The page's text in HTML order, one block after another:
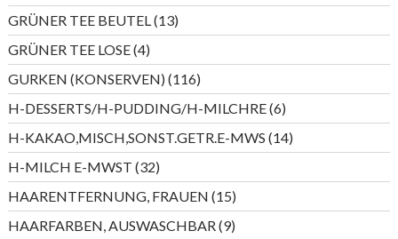
Produkte
GRÜNER TEE BEUTEL 1313
Produkte
GRÜNER TEE LOSE 44
Produkte
GURKEN (KONSERVEN) 116116
Produkte
H-DESSERTS/H-PUDDING/H-MILCHRE 66
Produkte
H-KAKAO,MISCH,SONST.GETR.E-MWS 1414
Produkte
H-MILCH E-MWST 3232
Produkte
HAARENTFERNUNG, FRAUEN 1515
Produkte
HAARFARBEN, AUSWASCHBAR 99